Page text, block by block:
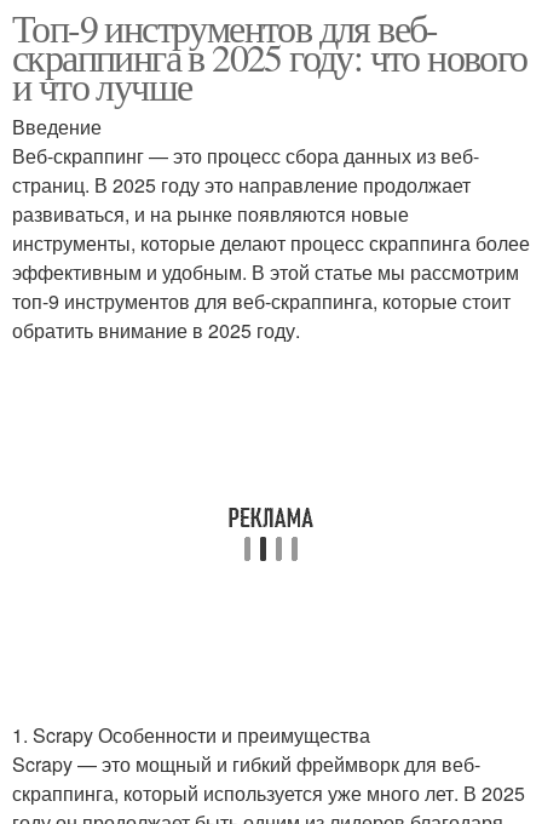
Обеспечение для веб-
скрейпинга
Обеспечение для
настройки
Обеспечение для
разработки
Обеспечение в
арбитражном трейдинге
Топ-9 инструментов для веб-
скраппинга в 2025 году: что нового
и что лучше
Введение
Веб-скраппинг — это процесс сбора данных из веб-
страниц. В 2025 году это направление продолжает
развиваться, и на рынке появляются новые
инструменты, которые делают процесс скраппинга более
эффективным и удобным. В этой статье мы рассмотрим
топ-9 инструментов для веб-скраппинга, которые стоит
обратить внимание в 2025 году.
1. Scrapy Особенности и преимущества
Scrapy — это мощный и гибкий фреймворк для веб-
скраппинга, который используется уже много лет. В 2025